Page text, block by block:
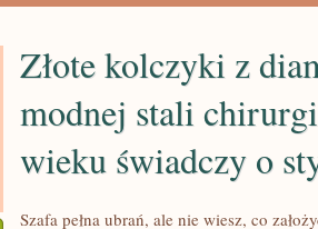
Złote kolczyki z
modnej stali
wieku świadczy o
Szafa pełna ubrań, ale nie wiesz, co